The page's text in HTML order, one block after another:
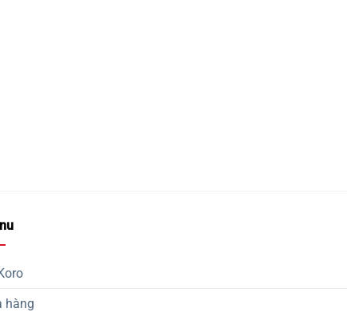
hàng